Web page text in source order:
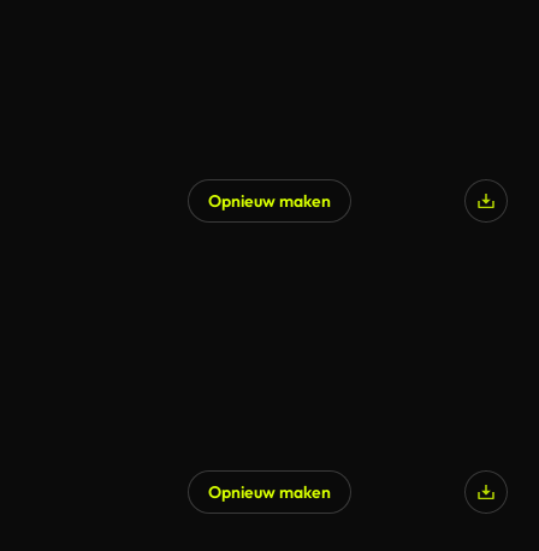
Opnieuw maken
Opnieuw maken